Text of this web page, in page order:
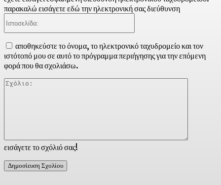
εισάγετε το σχόλιό σας!
παρακαλώ εισάγετε εδώ την ηλεκτρονική σας διεύθυνση
αποθηκεύστε το όνομα, το ηλεκτρονικό ταχυδρομείο και τον
ιστότοπό μου σε αυτό το πρόγραμμα περιήγησης για την επόμενη
φορά που θα σχολιάσω.